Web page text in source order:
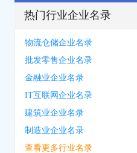
热门行业企业名录
物流仓储企业名录
批发零售企业名录
金融业企业名录
IT互联网企业名录
建筑业企业名录
制造业企业名录
查看更多行业名录